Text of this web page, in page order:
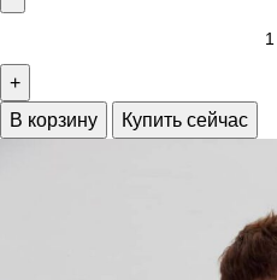
В корзину Купить сейчас